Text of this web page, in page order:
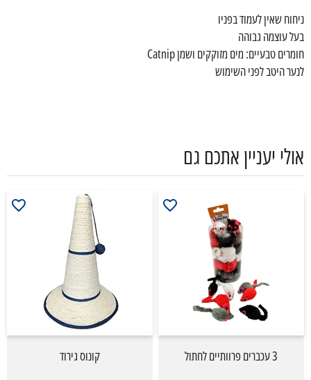
ניחוח שאין לעמוד בפניו
בעל עוצמה גבוהה
חומרים טבעיים: מים מזוקקים ושמן Catnip
לנער היטב לפני השימוש
אולי יעניין אתכם גם
3 עכברים פרוותיים לחתול קונוס גירוד